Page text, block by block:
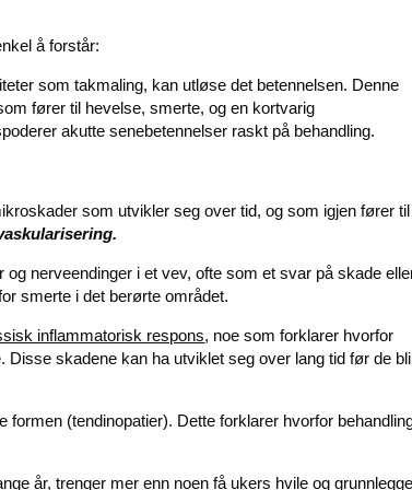
å forstår:
som takmaling, kan utløse det betennelsen. Denne
fører til hevelse, smerte, og en kortvarig
akutte senebetennelser raskt på behandling.
som utvikler seg over tid, og som igjen fører til
nerveendinger i et vev, ofte som et svar på skade
smerte i det berørte området.
inflammatorisk respons, noe som forklarer hvorfor
skadene kan ha utviklet seg over lang tid før de
(tendinopatier). Dette forklarer hvorfor
år, trenger mer enn noen få ukers hvile og